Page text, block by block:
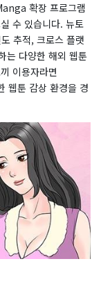
확장 프로그램
수 있습니다. 뉴토
추적, 크로스 플랫
는 다양한 해외 웹툰
이용자라면
웹툰 감상 환경을 경